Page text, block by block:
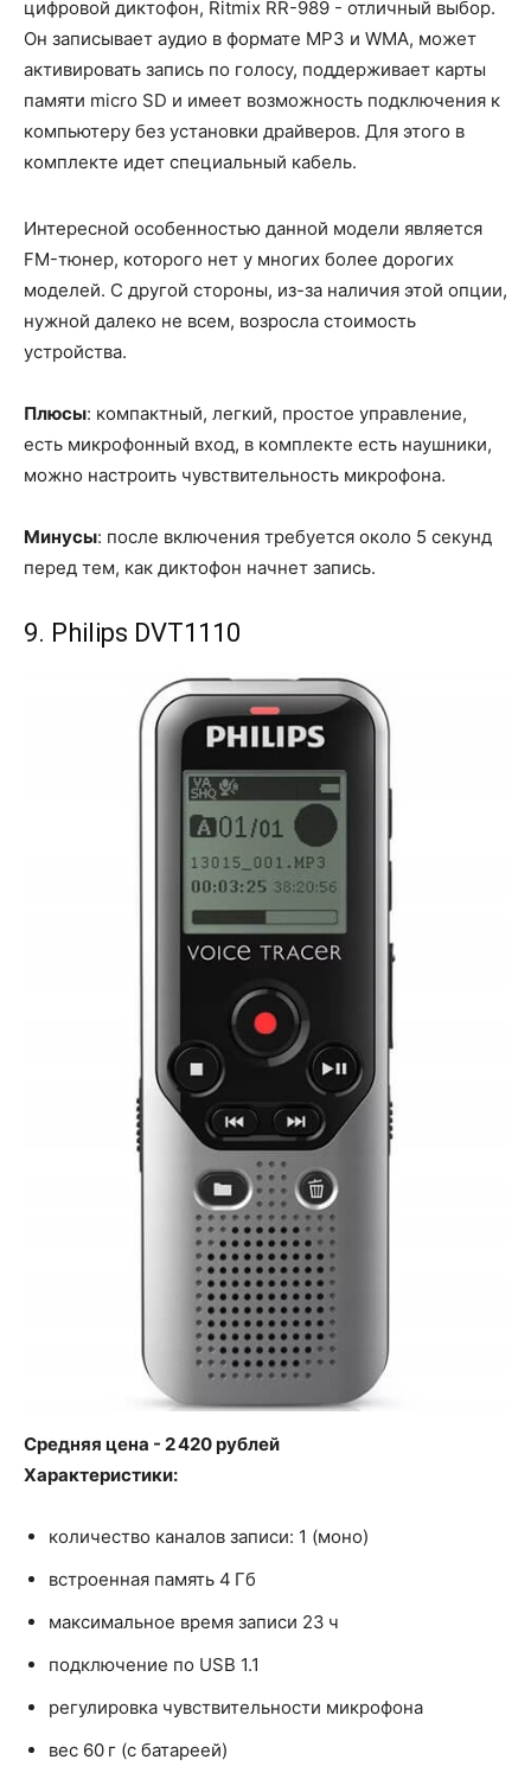
цифровой диктофон, Ritmix RR-989 - отличный выбор.
Он записывает аудио в формате MP3 и WMA, может
активировать запись по голосу, поддерживает карты
памяти micro SD и имеет возможность подключения к
компьютеру без установки драйверов. Для этого в
комплекте идет специальный кабель.
Интересной особенностью данной модели является
FM-тюнер, которого нет у многих более дорогих
моделей. С другой стороны, из-за наличия этой опции,
нужной далеко не всем, возросла стоимость
устройства.
Плюсы: компактный, легкий, простое управление,
есть микрофонный вход, в комплекте есть наушники,
можно настроить чувствительность микрофона.
Минусы: после включения требуется около 5 секунд
перед тем, как диктофон начнет запись.
9. Philips DVT1110
Средняя цена - 2 420 рублей
Характеристики:
количество каналов записи: 1 (моно)
встроенная память 4 Гб
максимальное время записи 23 ч
подключение по USB 1.1
регулировка чувствительности микрофона
вес 60 г (с батареей)